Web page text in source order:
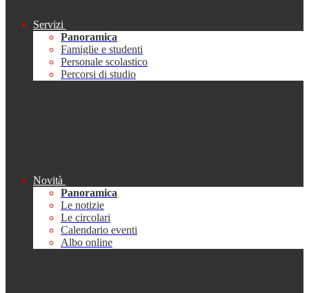
Servizi
Panoramica
Famiglie e studenti
Personale scolastico
Percorsi di studio
Novità
Panoramica
Le notizie
Le circolari
Calendario eventi
Albo online